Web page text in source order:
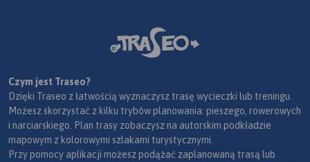
Czym jest Traseo?
Dzięki Traseo z łatwością wyznaczysz trasę wycieczki lub treningu.
Możesz skorzystać z kilku trybów planowania: pieszego, rowerowych
i narciarskiego. Plan trasy zobaczysz na autorskim podkładzie
mapowym z kolorowymi szlakami turystycznymi.
Przy pomocy aplikacji możesz podążać zaplanowaną trasą lub